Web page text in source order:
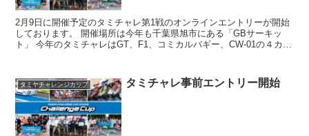
2月9日に開催予定のタミチャレ第1戦のオンラインエントリーが開始
しております。 開催場所は今年も千葉県旭市にある「GBサーキッ
ト」 今年のタミチャレはGT、F1、コミカルバギー、CW-01の４カテ
タミヤチャレンジカップ タミチャレ事前エントリー開始